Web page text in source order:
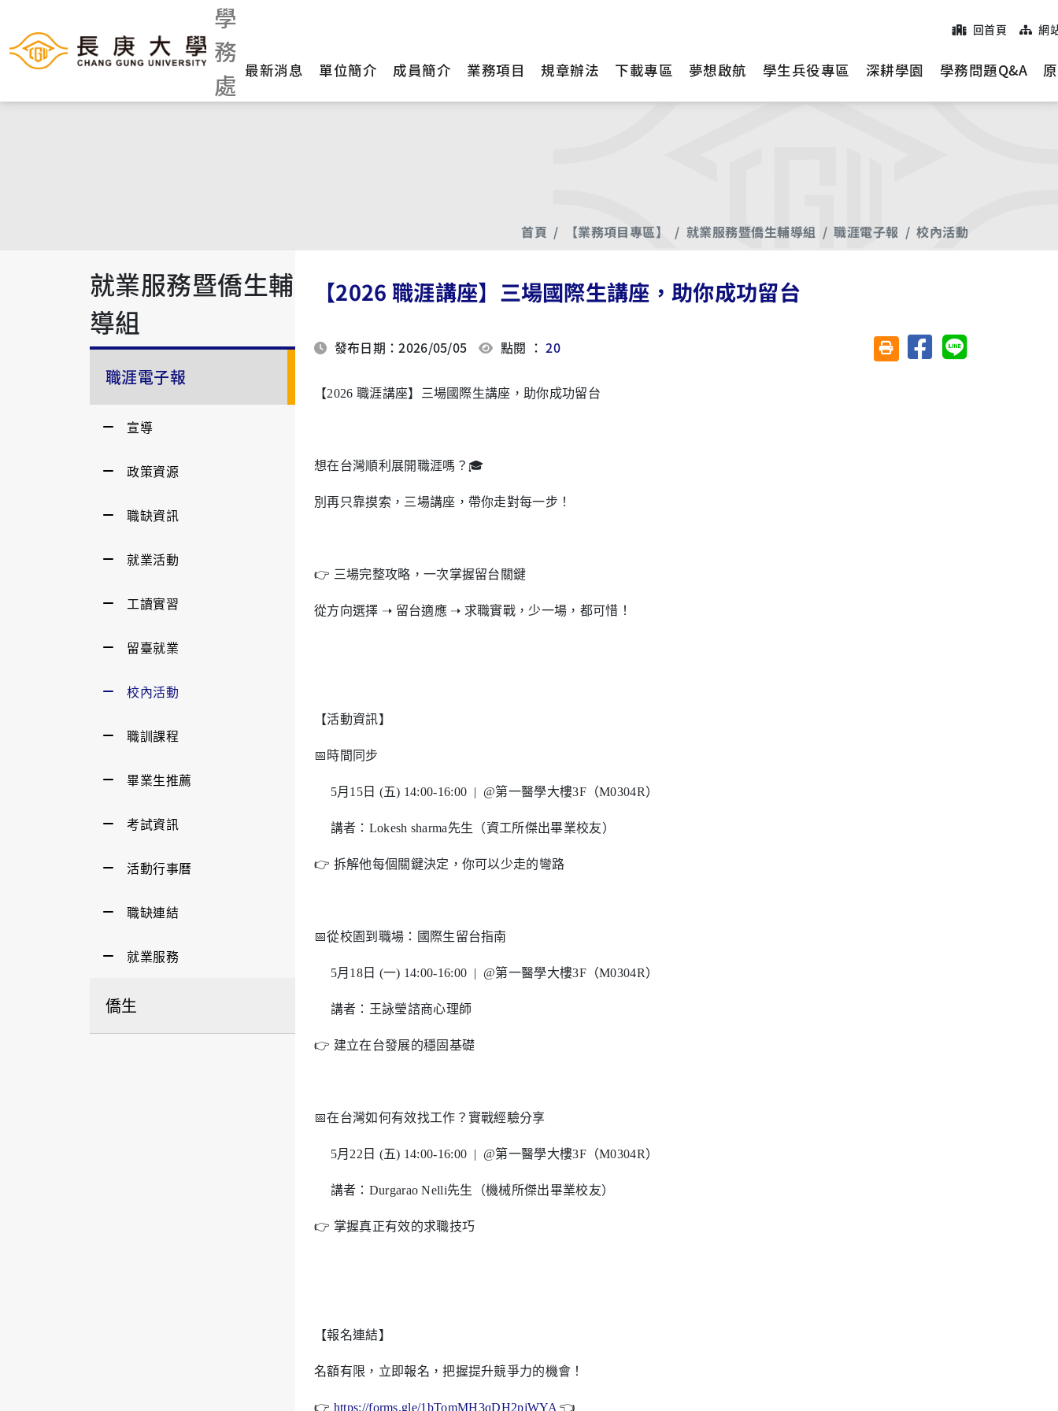
學
務
處
回首頁 網
最新消息 單位簡介 成員簡介 業務項目 規章辦法 下載專區 夢想啟航 學生兵役專區 深耕學園 學務問題Q&A
首頁 【業務項目專區】 就業服務暨僑生輔導組 職涯電子報 校內活動
就業服務暨僑生輔
導組
職涯電子報
宣導
政策資源
職缺資訊
就業活動
工讀實習
留臺就業
校內活動
職訓課程
畢業生推薦
考試資訊
活動行事曆
職缺連結
就業服務
僑生
【2026 職涯講座】三場國際生講座，助你成功留台
發布日期：2026/05/05 點閱 ：20 友善列印(另開視窗)
分享至臉書分享至 Line
【2026 職涯講座】三場國際生講座，助你成功留台
想在台灣順利展開職涯嗎？🎓
別再只靠摸索，三場講座，帶你走對每一步！
👉 三場完整攻略，一次掌握留台關鍵
從方向選擇 ➝ 留台適應 ➝ 求職實戰，少一場，都可惜！
【活動資訊】
📅時間同步
5月15日 (五) 14:00-16:00 | @第一醫學大樓3F（M0304R）
講者：Lokesh sharma先生（資工所傑出畢業校友）
👉 拆解他每個關鍵決定，你可以少走的彎路
📅從校園到職場：國際生留台指南
5月18日 (一) 14:00-16:00 | @第一醫學大樓3F（M0304R）
講者：王詠瑩諮商心理師
👉 建立在台發展的穩固基礎
📅在台灣如何有效找工作？實戰經驗分享
5月22日 (五) 14:00-16:00 | @第一醫學大樓3F（M0304R）
講者：Durgarao Nelli先生（機械所傑出畢業校友）
👉 掌握真正有效的求職技巧
【報名連結】
名額有限，立即報名，把握提升競爭力的機會！
👉 https://forms.gle/1bTomMH3qDH2pjWYA 👈